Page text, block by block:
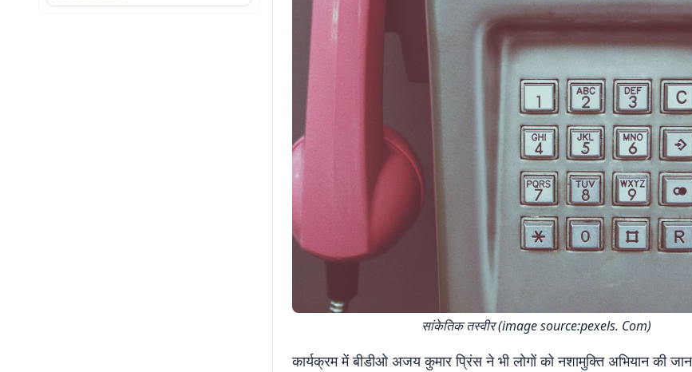
सांकेतिक तस्वीर (image source:pexels. Com)
कार्यक्रम में बीडीओ अजय कुमार प्रिंस ने भी लोगों को नशामुक्ति अभियान की